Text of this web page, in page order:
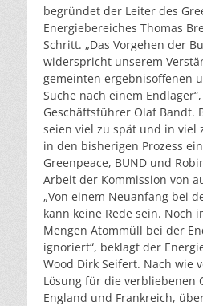
begründet der Leiter des
Energiebereiches Thomas
Schritt. „Das Vorgehen der
widerspricht unserem
gemeinten ergebnisoffenen
Suche nach einem
Geschäftsführer Olaf Bandt.
seien viel zu spät und in viel
in den bisherigen Prozess
Greenpeace, BUND und
Arbeit der Kommission von
„Von einem Neuanfang bei
kann keine Rede sein. Noch
Mengen Atommüll bei der
ignoriert“, beklagt der
Wood Dirk Seifert. Nach wie
Lösung für die verbliebenen
England und Frankreich,